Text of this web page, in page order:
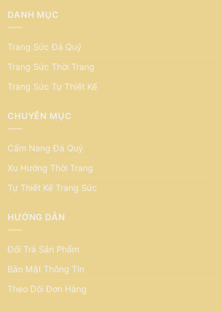
DANH MỤC
Trang Sức Đá Quý
Trang Sức Thời Trang
Trang Sức Tự Thiết Kế
CHUYÊN MỤC
Cẩm Nang Đá Quý
Xu Hướng Thời Trang
Tự Thiết Kế Trang Sức
HƯỚNG DẪN
Đổi Trả Sản Phẩm
Bảo Mật Thông Tin
Theo Dõi Đơn Hàng